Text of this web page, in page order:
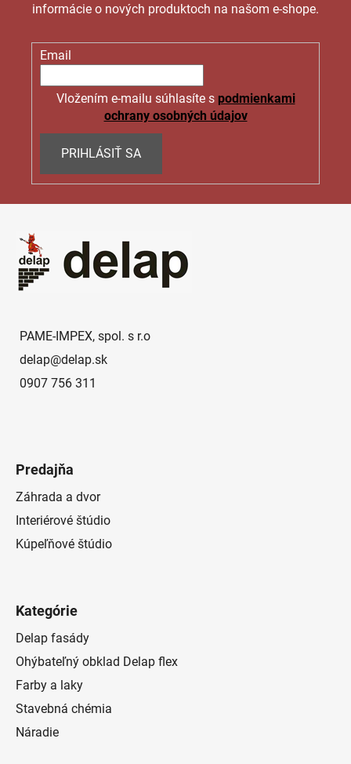
informácie o nových produktoch na našom e-shope.
Email
Vložením e-mailu súhlasíte s podmienkami
ochrany osobných údajov
PRIHLÁSIŤ SA
PAME-IMPEX, spol. s r.o
delap@delap.sk
0907 756 311
Predajňa
Záhrada a dvor
Interiérové štúdio
Kúpeľňové štúdio
Kategórie
Delap fasády
Ohýbateľný obklad Delap flex
Farby a laky
Stavebná chémia
Náradie